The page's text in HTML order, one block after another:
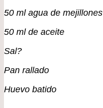
50 ml agua de mejillones
50 ml de aceite
Sal?
Pan rallado
Huevo batido